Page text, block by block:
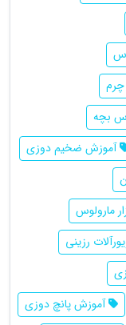
بچه
آموزش ضخیم دوزی
مارولوس
رزینی
آموزش پانچ دوزی